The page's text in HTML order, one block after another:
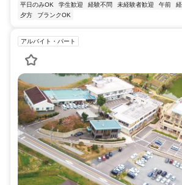
平日のみOK
学生歓迎 経験不問 未経験者歓迎 午前
夕方
ブランクOK
アルバイト・パート